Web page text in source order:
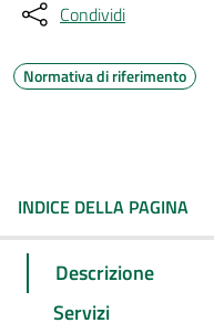
Condividi
Normativa di riferimento
INDICE DELLA PAGINA
Descrizione
Servizi